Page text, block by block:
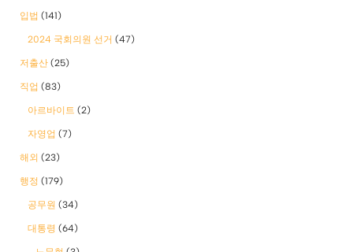
입법 (141)
2024 국회의원 선거 (47)
저출산 (25)
직업 (83)
아르바이트 (2)
자영업 (7)
해외 (23)
행정 (179)
공무원 (34)
대통령 (64)